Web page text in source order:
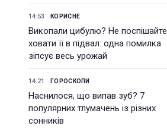
14:53 КОРИСНЕ
Викопали цибулю? Не поспішайте
ховати її в підвал: одна помилка
зіпсує весь урожай
14:21 ГОРОСКОПИ
Наснилося, що випав зуб? 7
популярних тлумачень із різних
сонників